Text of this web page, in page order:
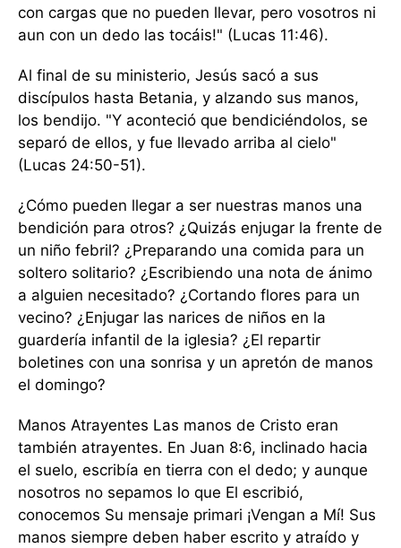
con cargas que no pueden llevar, pero vosotros ni
aun con un dedo las tocáis!" (Lucas 11:46).
Al final de su ministerio, Jesús sacó a sus
discípulos hasta Betania, y alzando sus manos,
los bendijo. "Y aconteció que bendiciéndolos, se
separó de ellos, y fue llevado arriba al cielo"
(Lucas 24:50-51).
¿Cómo pueden llegar a ser nuestras manos una
bendición para otros? ¿Quizás enjugar la frente de
un niño febril? ¿Preparando una comida para un
soltero solitario? ¿Escribiendo una nota de ánimo
a alguien necesitado? ¿Cortando flores para un
vecino? ¿Enjugar las narices de niños en la
guardería infantil de la iglesia? ¿El repartir
boletines con una sonrisa y un apretón de manos
el domingo?
Manos Atrayentes Las manos de Cristo eran
también atrayentes. En Juan 8:6, inclinado hacia
el suelo, escribía en tierra con el dedo; y aunque
nosotros no sepamos lo que El escribió,
conocemos Su mensaje primari ¡Vengan a Mí! Sus
manos siempre deben haber escrito y atraído y